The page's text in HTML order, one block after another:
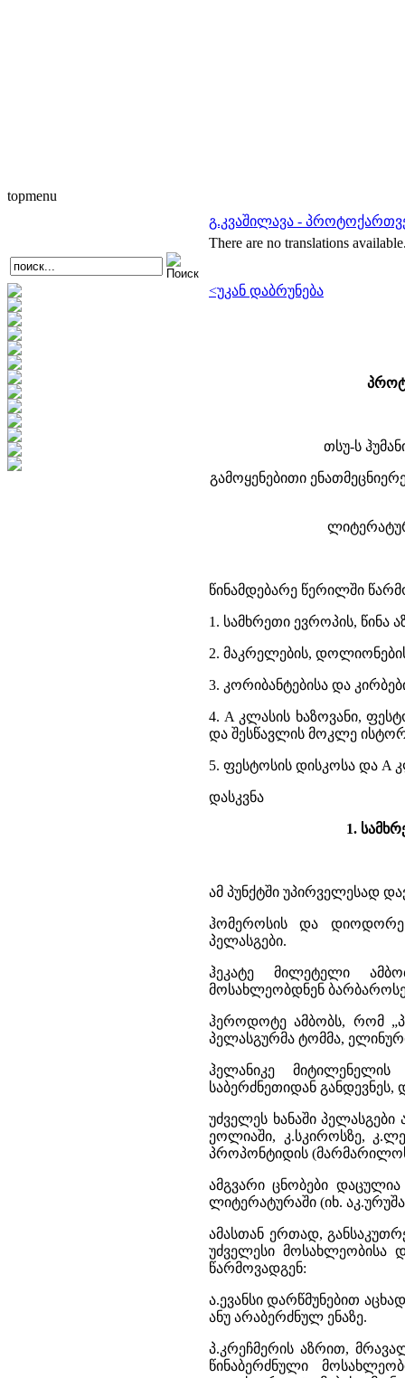
topmenu
გ.კვაშილავა -
There are no translations
<უკან დაბრუნება
თსუ-ს
გამოყენებითი
წინამდებარე წერილში
1. სამხრეთი ევროპის, წინა
2. მაკრელების,
3. კორიბანტებისა და
4. A კლასის ხაზოვანი,
და შესწავლის მოკლე
5. ფესტოსის დისკოსა და A
დასკვნა
1.
ამ პუნქტში უპირველესად
ჰომეროსის და დიოდორე
პელასგები.
ჰეკატე მილეტელი
მოსახლეობდნენ
ჰეროდოტე ამბობს, რომ
პელასგურმა ტომმა,
ჰელანიკე
საბერძნეთიდან
უძველეს ხანაში
ეოლიაში, კ.სკიროსზე,
პროპონტიდის
ამგვარი ცნობები
ლიტერატურაში (იხ.
ამასთან ერთად,
უძველესი მოსახლეობისა
წარმოვადგენ:
ა.ევანსი დარწმუნებით
ანუ არაბერძნულ ენაზე.
პ.კრეჩმერის აზრით,
წინაბერძნული